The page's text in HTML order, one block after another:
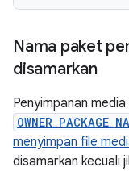
Nama paket
disamarkan
Penyimpanan
menyimpan file
disamarkan kecuali